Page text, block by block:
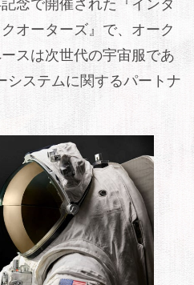
念で開催された『インタ
オーターズ』で、オーク
スは次世代の宇宙服であ
システムに関するパートナ